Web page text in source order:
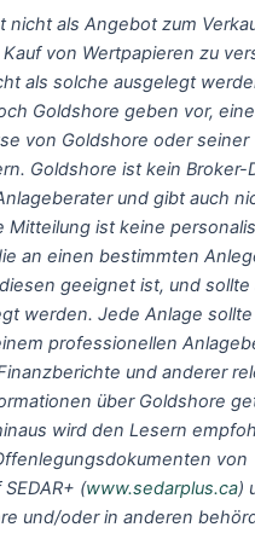
nicht als Angebot zum
von Wertpapieren zu
als solche ausgelegt
Goldshore geben vor, eine
von Goldshore oder seiner
Goldshore ist kein Broker-
und gibt auch
Mitteilung ist keine
an einen bestimmten
geeignet ist, und sollte
werden. Jede Anlage
professionellen
und anderer
über Goldshore
wird den Lesern
von
(www.sedarplus.ca)
und/oder in anderen